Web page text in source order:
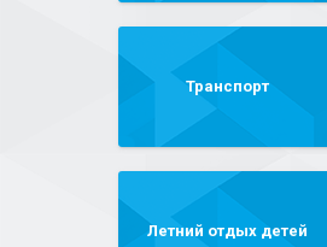
Транспорт
Летний отдых детей